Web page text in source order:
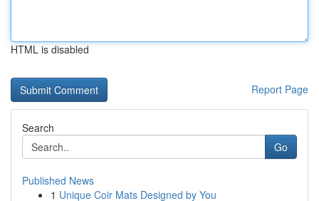
HTML is disabled
Report Page
Search
Go
Published News
1 Unique Coir Mats Designed by You